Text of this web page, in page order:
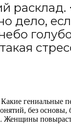
без
Женщины